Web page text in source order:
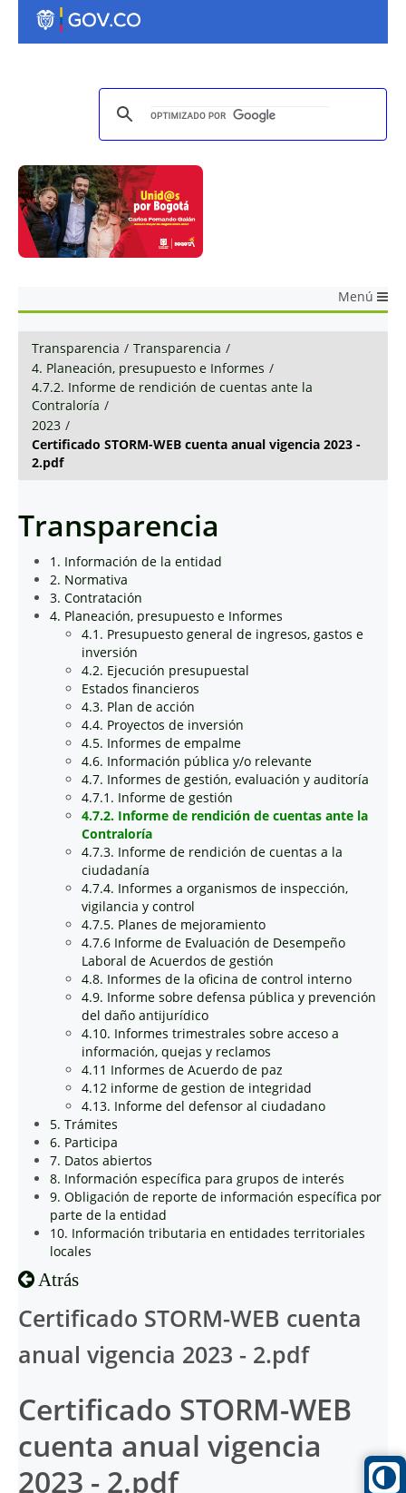
Menú
Transparencia / Transparencia /
4. Planeación, presupuesto e Informes /
4.7.2. Informe de rendición de cuentas ante la
Contraloría /
2023 /
Certificado STORM-WEB cuenta anual vigencia 2023 -
2.pdf
Transparencia
1. Información de la entidad
2. Normativa
3. Contratación
4. Planeación, presupuesto e Informes
4.1. Presupuesto general de ingresos, gastos e
inversión
4.2. Ejecución presupuestal
Estados financieros
4.3. Plan de acción
4.4. Proyectos de inversión
4.5. Informes de empalme
4.6. Información pública y/o relevante
4.7. Informes de gestión, evaluación y auditoría
4.7.1. Informe de gestión
4.7.2. Informe de rendición de cuentas ante la
Contraloría
4.7.3. Informe de rendición de cuentas a la
ciudadanía
4.7.4. Informes a organismos de inspección,
vigilancia y control
4.7.5. Planes de mejoramiento
4.7.6 Informe de Evaluación de Desempeño
Laboral de Acuerdos de gestión
4.8. Informes de la oficina de control interno
4.9. Informe sobre defensa pública y prevención
del daño antijurídico
4.10. Informes trimestrales sobre acceso a
información, quejas y reclamos
4.11 Informes de Acuerdo de paz
4.12 informe de gestion de integridad
4.13. Informe del defensor al ciudadano
5. Trámites
6. Participa
7. Datos abiertos
8. Información específica para grupos de interés
9. Obligación de reporte de información específica por
parte de la entidad
10. Información tributaria en entidades territoriales
locales
Atrás
Certificado STORM-WEB cuenta
anual vigencia 2023 - 2.pdf
Certificado STORM-WEB
cuenta anual vigencia
2023 - 2.pdf